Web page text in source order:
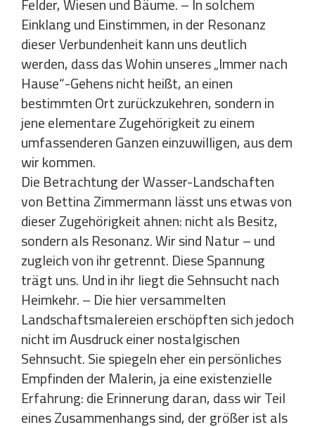
Einklang und Einstimmen, in der Resonanz
dieser Verbundenheit kann uns deutlich
werden, dass das Wohin unseres „Immer nach
Hause“-Gehens nicht heißt, an einen
bestimmten Ort zurückzukehren, sondern in
jene elementare Zugehörigkeit zu einem
umfassenderen Ganzen einzuwilligen, aus dem
wir kommen.
Die Betrachtung der Wasser-Landschaften
von Bettina Zimmermann lässt uns etwas von
dieser Zugehörigkeit ahnen: nicht als Besitz,
sondern als Resonanz. Wir sind Natur – und
zugleich von ihr getrennt. Diese Spannung
trägt uns. Und in ihr liegt die Sehnsucht nach
Heimkehr. – Die hier versammelten
Landschaftsmalereien erschöpften sich jedoch
nicht im Ausdruck einer nostalgischen
Sehnsucht. Sie spiegeln eher ein persönliches
Empfinden der Malerin, ja eine existenzielle
Erfahrung: die Erinnerung daran, dass wir Teil
eines Zusammenhangs sind, der größer ist als